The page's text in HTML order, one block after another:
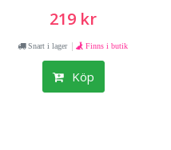
219 kr
Snart i lager | Finns i butik
Köp